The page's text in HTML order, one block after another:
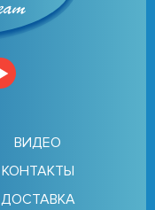
ВИДЕО
КОНТАКТЫ
ДОСТАВКА